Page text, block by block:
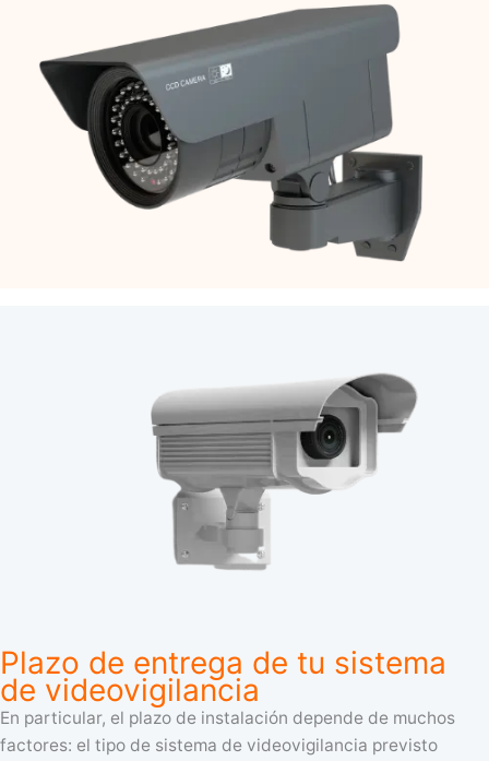
Plazo de entrega de tu sistema
de videovigilancia
En particular, el plazo de instalación depende de muchos
factores: el tipo de sistema de videovigilancia previsto